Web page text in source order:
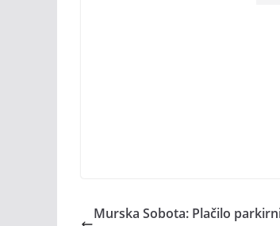
Murska Sobota: Plačilo